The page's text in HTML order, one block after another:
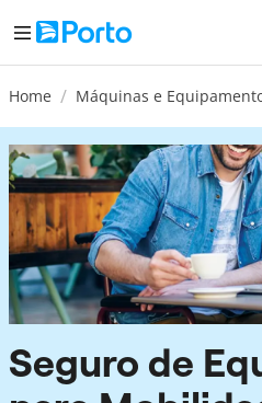
Home Máquinas e
Seguro de